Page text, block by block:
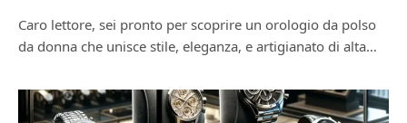
Caro lettore, sei pronto per scoprire un orologio da polso
da donna che unisce stile, eleganza, e artigianato di alta…